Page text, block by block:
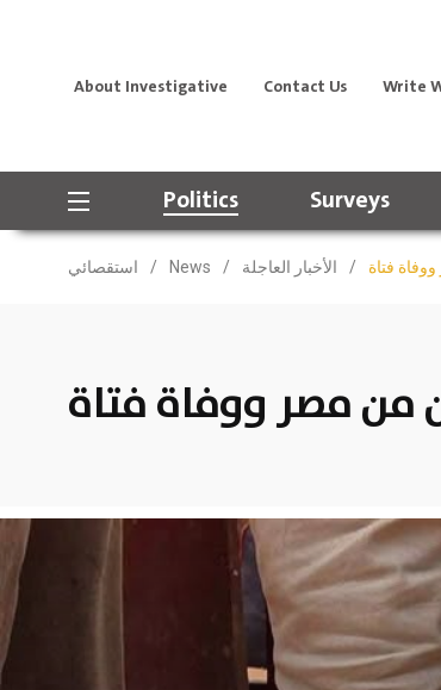
About Investigative Contact Us Write
Politics Surveys
استقصائي / News / الأخبار العاجلة / فتاة
مصر ووفاة فتاة